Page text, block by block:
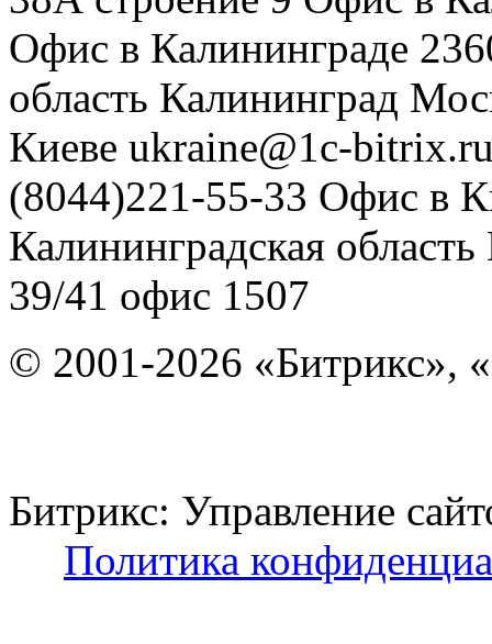
Офис в Калининграде
область Калининград
Киеве ukraine@1c-
(8044)221-55-33 Офис в
Калининградская область
39/41 офис 1507
© 2001-2026 «Битрикс»,
Битрикс: Управление
Политика